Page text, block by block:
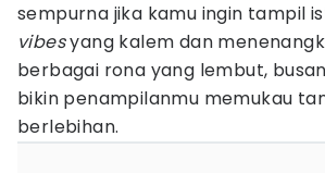
sempurna jika kamu ingin tampil
vibesyang kalem dan
berbagai rona yang lembut,
bikin penampilanmu memukau
berlebihan.